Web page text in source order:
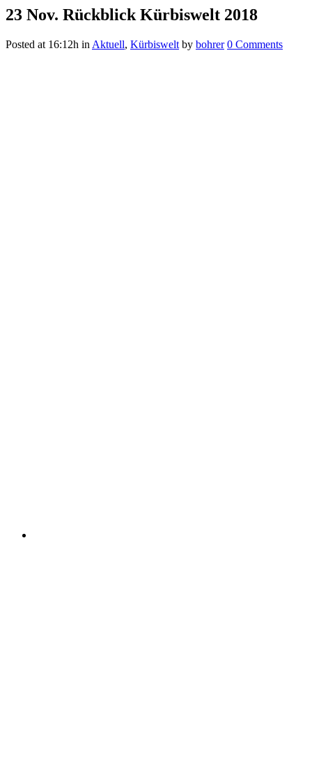
23 Nov. Rückblick Kürbiswelt 2018
Posted at 16:12h in Aktuell, Kürbiswelt by bohrer 0 Comments